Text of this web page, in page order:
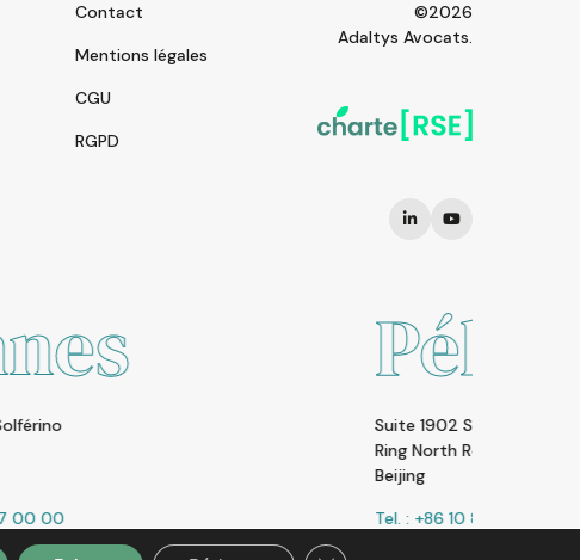
Contact
Mentions légales
CGU
RGPD
©2026
Adaltys Avocats.
Pékin
Suite 1902 SOHO Nexus Cente | A19 East Third
Ring North Road | Chaoyang District | 100020